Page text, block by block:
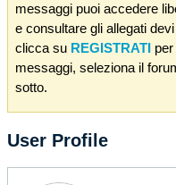
messaggi puoi accedere
e consultare gli allegati
clicca su REGISTRATI
messaggi, seleziona il
sotto.
User Profile